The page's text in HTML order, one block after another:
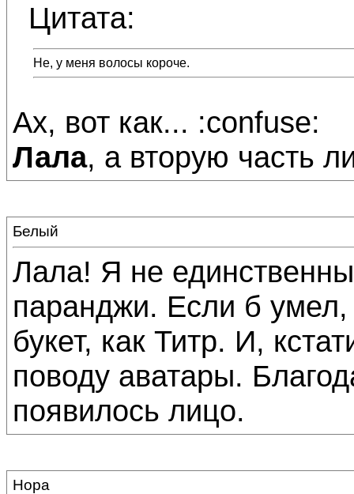
Цитата:
Не, у меня волосы короче.
Ах, вот как... :confuse:
Лала, а вторую часть
Белый
Лала! Я не
паранджи. Если б
букет, как Титр. И,
поводу аватары.
появилось лицо.
Нора